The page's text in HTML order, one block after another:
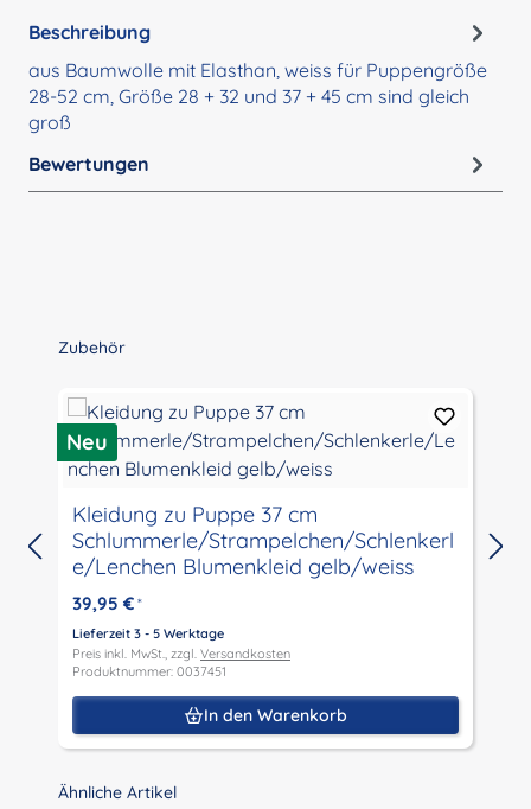
Beschreibung
aus Baumwolle mit Elasthan, weiss für Puppengröße
28-52 cm, Größe 28 + 32 und 37 + 45 cm sind gleich
groß
Bewertungen
Produktgalerie überspringen
Zubehör
Neu
Kleidung zu Puppe 37 cm
Schlummerle/Strampelchen/Schlenkerl
e/Lenchen Blumenkleid gelb/weiss
39,95 € *
Lieferzeit 3 - 5 Werktage
Preis inkl. MwSt., zzgl. Versandkosten
Produktnummer: 0037451
In den Warenkorb
Produktgalerie überspringen
Ähnliche Artikel